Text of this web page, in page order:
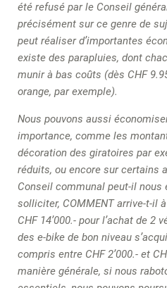
été refusé par le Conseil
précisément sur ce genre de
peut réaliser d’importantes
existe des parapluies, dont
munir à bas coûts (dès CHF
orange, par exemple).
Nous pouvons aussi
importance, comme les
décoration des giratoires par
réduits, ou encore sur certains
Conseil communal peut-il nous
solliciter, COMMENT arrive-t-il
CHF 14’000.- pour l’achat de 2
des e-bike de bon niveau
compris entre CHF 2’000.- et
manière générale, si nous